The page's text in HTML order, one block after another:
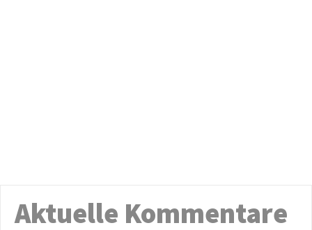
Aktuelle Kommentare